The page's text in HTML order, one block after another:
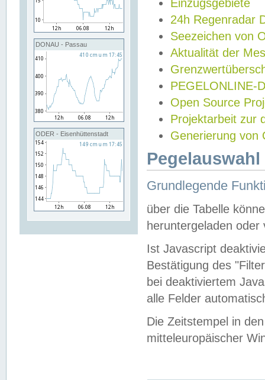
DONAU - Passau
ODER - Eisenhüttenstadt
Einzugsgebiete
24h Regenradar
Seezeichen von
Aktualität der
PEGELONLINE-
Open Source
Projektarbeit zur
Generierung von
Grundlegende
über die Tabelle
heruntergeladen oder
Ist Javascript
Bestätigung des
bei deaktiviertem
alle Felder
Die Zeitstempel in
mitteleuropäischer